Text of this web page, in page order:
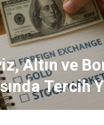
Altın ve
Tercih
Dikkat